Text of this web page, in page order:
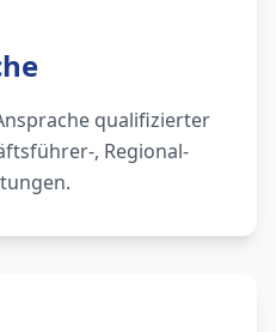
qualifizierter
, Regional-